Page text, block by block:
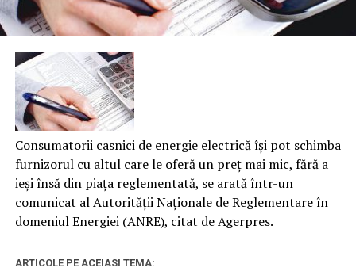
Consumatorii casnici de energie electrică îşi pot schimba
furnizorul cu altul care le oferă un preţ mai mic, fără a
ieşi însă din piaţa reglementată, se arată într-un
comunicat al Autorităţii Naţionale de Reglementare în
domeniul Energiei (ANRE), citat de Agerpres.
ARTICOLE PE ACEIASI TEMA: